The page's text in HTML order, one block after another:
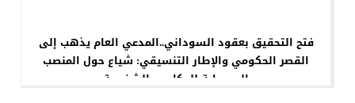
فتح التحقيق بعقود السوداني..المدعي العام يذهب إلى
القصر الحكومي والإطار التنسيقي: شياع حول المنصب
إلى بوابة للمكاسب الشخصية